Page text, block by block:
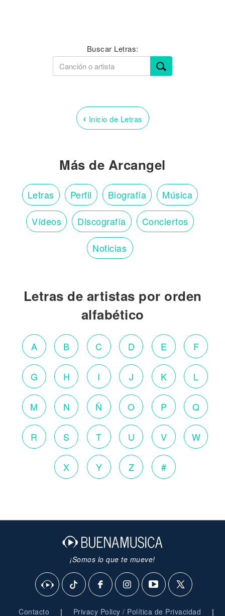
Buscar Letras:
‹ Inicio de Letras
Más de Arcangel
Letras Perfil Biografía Música
Vídeos Discografía Conciertos
Noticias
Letras de artistas por orden
alfabético
A B C D E F
G H I J K L
M N Ñ O P Q
R S T U V W
X Y Z #
¡Somos lo que te mueve!
Contacto | Privacy Policy / Política de Privacidad |